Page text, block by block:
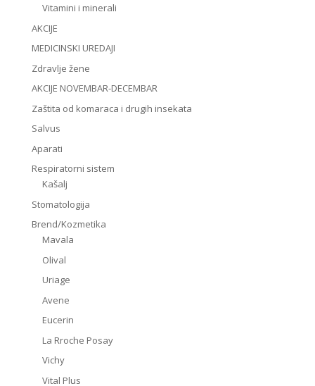
Vitamini i minerali
AKCIJE
MEDICINSKI UREDAJI
Zdravlje žene
AKCIJE NOVEMBAR-DECEMBAR
Zaštita od komaraca i drugih insekata
Salvus
Aparati
Respiratorni sistem
Kašalj
Stomatologija
Brend/Kozmetika
Mavala
Olival
Uriage
Avene
Eucerin
La Rroche Posay
Vichy
Vital Plus